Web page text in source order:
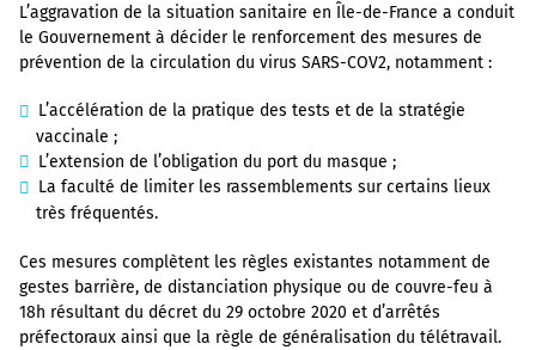
L’aggravation de la situation sanitaire en Île-de-France a conduit
le Gouvernement à décider le renforcement des mesures de
prévention de la circulation du virus SARS-COV2, notamment :
L’accélération de la pratique des tests et de la stratégie
vaccinale ;
L’extension de l’obligation du port du masque ;
La faculté de limiter les rassemblements sur certains lieux
très fréquentés.
Ces mesures complètent les règles existantes notamment de
gestes barrière, de distanciation physique ou de couvre-feu à
18h résultant du décret du 29 octobre 2020 et d’arrêtés
préfectoraux ainsi que la règle de généralisation du télétravail.